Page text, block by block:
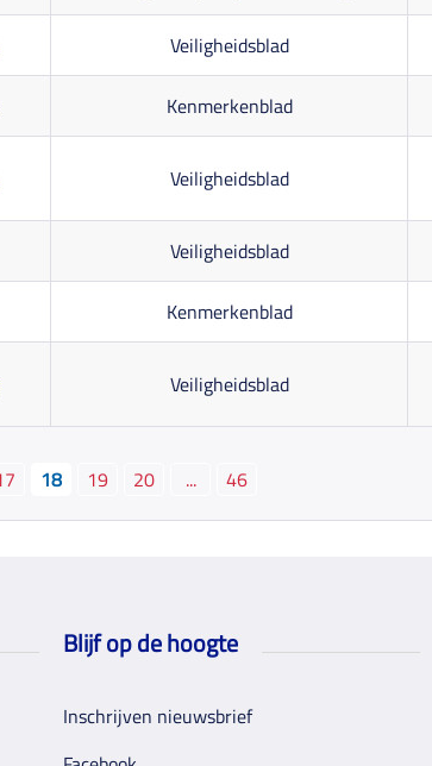
Veiligheidsblad
Kenmerkenblad
Veiligheidsblad
Veiligheidsblad
Kenmerkenblad
Veiligheidsblad
18 19 20 ... 46
Blijf op de hoogte
Inschrijven nieuwsbrief